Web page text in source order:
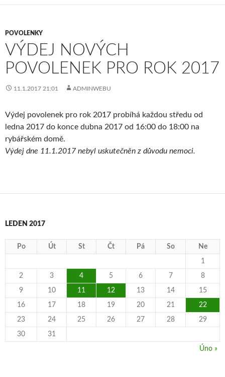
POVOLENKY
VÝDEJ NOVÝCH
POVOLENEK PRO ROK 2017
11.1.2017 21:01 ADMINWEBU
Výdej povolenek pro rok 2017 probíhá každou středu od
ledna 2017 do konce dubna 2017 od 16:00 do 18:00 na
rybářském domě.
Výdej dne 11.1.2017 nebyl uskutečněn z důvodu nemoci.
LEDEN 2017
Po Út St Čt Pá So Ne
1
2 3 4 5 6 7 8
9 10 11 12 13 14 15
16 17 18 19 20 21 22
23 24 25 26 27 28 29
30 31
Úno »